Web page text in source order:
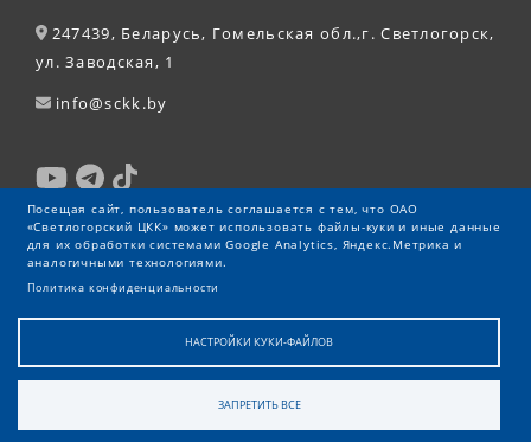
247439, Беларусь, Гомельская обл.,г. Светлогорск,
ул. Заводская, 1
info@sckk.by
Посещая сайт, пользователь соглашается с тем, что ОАО
«Светлогорский ЦКК» может использовать файлы-куки и иные данные
для их обработки системами Google Analytics, Яндекс.Метрика и
аналогичными технологиями.
Политика конфиденциальности
НАСТРОЙКИ КУКИ-ФАЙЛОВ
ЗАПРЕТИТЬ ВСЕ